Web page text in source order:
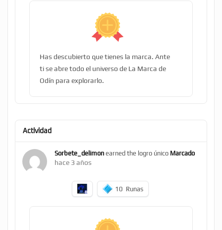
Has descubierto que tienes la marca. Ante
ti se abre todo el universo de La Marca de
Odín para explorarlo.
Actividad
Sorbete_delimon earned the logro único Marcado
hace 3 años
10 Runas